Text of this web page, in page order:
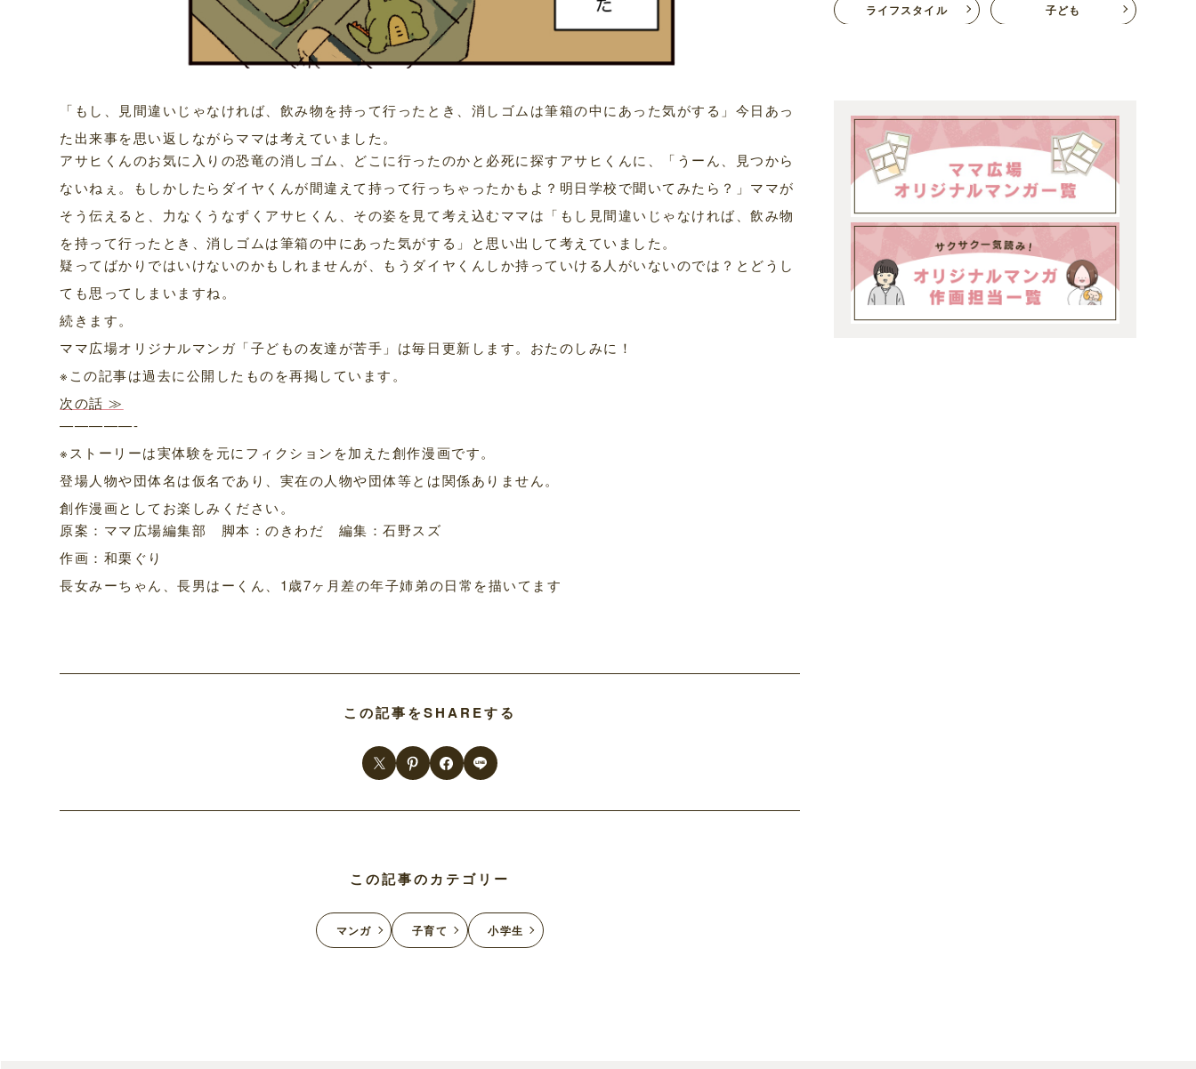
「もし、見間違いじゃなければ、飲み物を持って行ったとき、消しゴムは筆箱の中にあった気がする」今日あっ
た出来事を思い返しながらママは考えていました。
アサヒくんのお気に入りの恐竜の消しゴム、どこに行ったのかと必死に探すアサヒくんに、「うーん、見つから
ないねぇ。もしかしたらダイヤくんが間違えて持って行っちゃったかもよ？明日学校で聞いてみたら？」ママが
そう伝えると、力なくうなずくアサヒくん、その姿を見て考え込むママは「もし見間違いじゃなければ、飲み物
を持って行ったとき、消しゴムは筆箱の中にあった気がする」と思い出して考えていました。
疑ってばかりではいけないのかもしれませんが、もうダイヤくんしか持っていける人がいないのでは？とどうし
ても思ってしまいますね。
続きます。
ママ広場オリジナルマンガ「子どもの友達が苦手」は毎日更新します。おたのしみに！
※この記事は過去に公開したものを再掲しています。
次の話 ≫
—————-
※ストーリーは実体験を元にフィクションを加えた創作漫画です。
登場人物や団体名は仮名であり、実在の人物や団体等とは関係ありません。
創作漫画としてお楽しみください。
原案：ママ広場編集部 脚本：のきわだ 編集：石野スズ
作画：和栗ぐり
長女みーちゃん、長男はーくん、1歳7ヶ月差の年子姉弟の日常を描いてます
この記事をSHAREする
この記事のカテゴリー
マンガ 子育て 小学生
ライフスタイル
子ども